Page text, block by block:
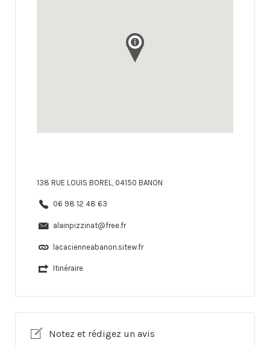
138 RUE LOUIS BOREL, 04150 BANON
06 98 12 48 63
alainpizzinat@free.fr
lacacienneabanon.sitew.fr
Itinéraire
Notez et rédigez un avis